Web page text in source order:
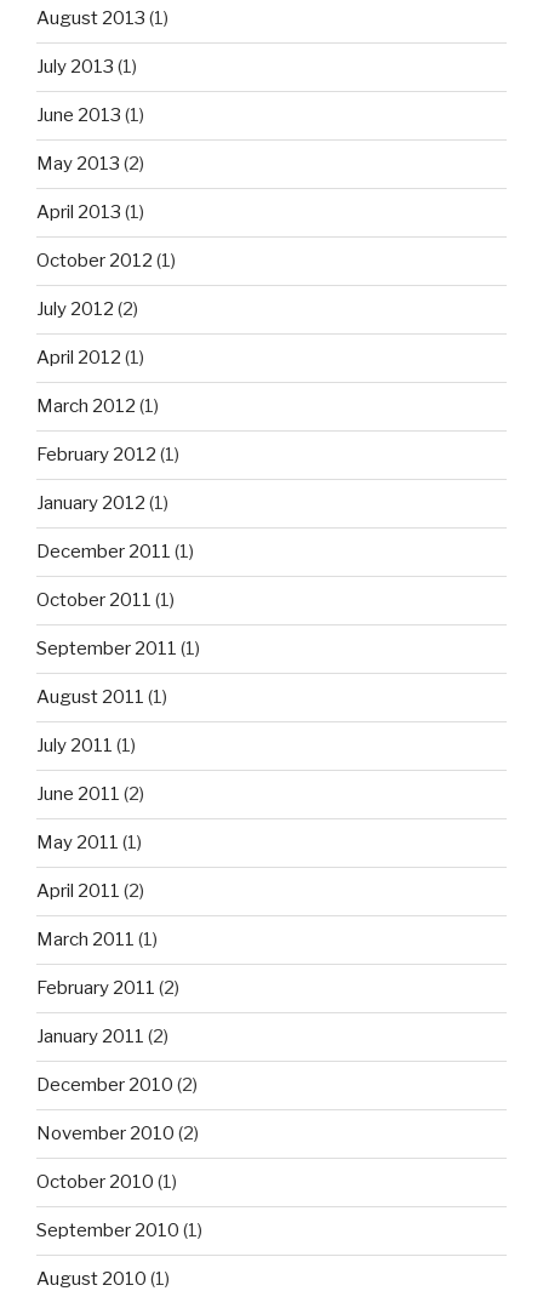
August 2013 (1)
July 2013 (1)
June 2013 (1)
May 2013 (2)
April 2013 (1)
October 2012 (1)
July 2012 (2)
April 2012 (1)
March 2012 (1)
February 2012 (1)
January 2012 (1)
December 2011 (1)
October 2011 (1)
September 2011 (1)
August 2011 (1)
July 2011 (1)
June 2011 (2)
May 2011 (1)
April 2011 (2)
March 2011 (1)
February 2011 (2)
January 2011 (2)
December 2010 (2)
November 2010 (2)
October 2010 (1)
September 2010 (1)
August 2010 (1)